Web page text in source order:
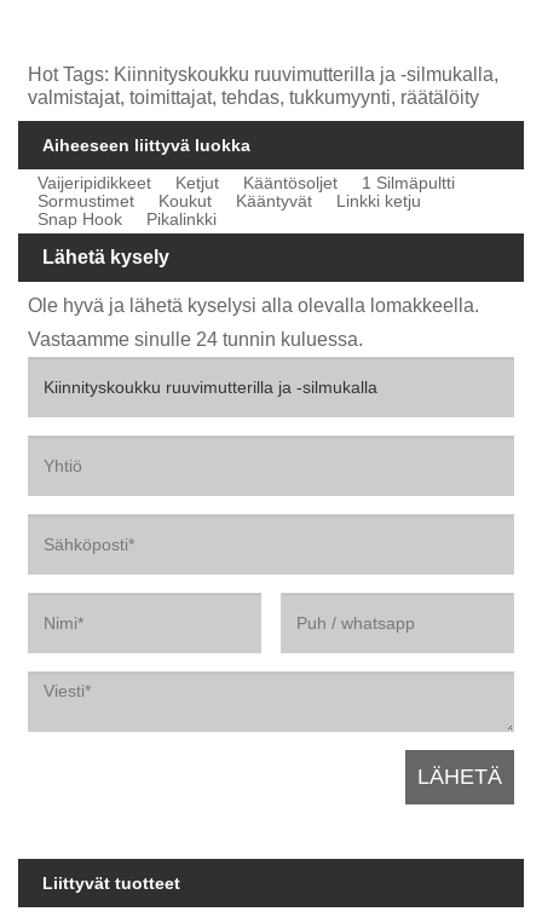
Hot Tags: Kiinnityskoukku ruuvimutterilla ja -silmukalla,
valmistajat, toimittajat, tehdas, tukkumyynti, räätälöity
Aiheeseen liittyvä luokka
Vaijeripidikkeet
Ketjut Kääntösoljet
1 Silmäpultti
Sormustimet
Koukut Kääntyvät
Linkki ketju
Snap Hook
Pikalinkki
Lähetä kysely
Ole hyvä ja lähetä kyselysi alla olevalla lomakkeella.
Vastaamme sinulle 24 tunnin kuluessa.
Liittyvät tuotteet